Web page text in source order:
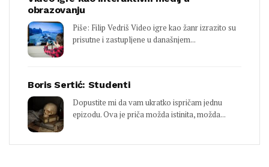
obrazovanju
Piše: Filip Vedriš Video igre kao žanr izrazito su
prisutne i zastupljene u današnjem...
Boris Sertić: Studenti
Dopustite mi da vam ukratko ispričam jednu
epizodu. Ova je priča možda istinita, možda...